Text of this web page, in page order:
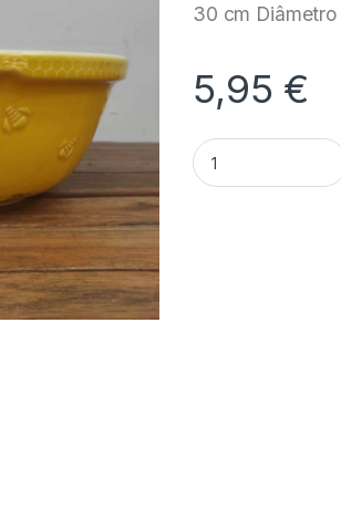
30 cm
5,95 €
Quantidade Taça